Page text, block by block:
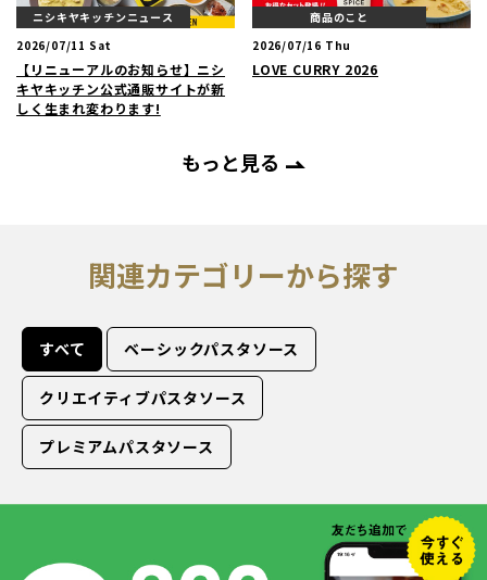
ニシキヤキッチンニュース
2026/07/11 Sat
【リニューアルのお知らせ】ニシ
キヤキッチン公式通販サイトが新
しく生まれ変わります!
商品のこと
2026/07/16 Thu
LOVE CURRY 2026
もっと見る
関連カテゴリーから探す
すべて ベーシックパスタソース
クリエイティブパスタソース
プレミアムパスタソース